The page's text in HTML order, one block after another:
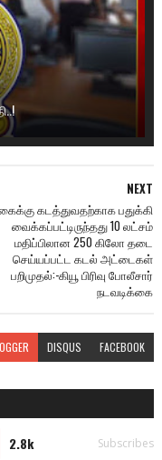
NEXT
கடத்துவதற்காக பதுக்கி
வைக்கப்பட்டிருந்தது 10 லட்சம்
மதிப்பிலான 250 கிலோ தடை
செய்யப்பட்ட கடல் அட்டைகள்
பறிமுதல்:-கியூ பிரிவு போலீசார்
நடவடிக்கை
DISQUS FACEBOOK
2.8k Subscribes